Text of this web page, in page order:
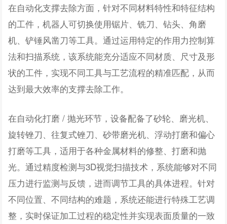
在自动化支撑去除方面，针对不同材料特性和特征结构
的工件，机器人可切换使用锯片、铣刀、钻头、角磨
机、铲锤风凿刀等工具。通过运用特定的作用力控制算
法和扫描系统，该系统能充分适应不同材质、尺寸及形
状的工件，实现不同工具与工艺流程的精准匹配，从而
达到最大效率的支撑去除工作。
在自动化打磨 / 抛光环节，设备配备了砂轮、磨光机、
旋转锉刀、往复式锉刀、砂带磨光机、浮动打磨和偏心
打磨等工具，适用于各种金属材料的修整、打磨和抛
光。通过精度检测与3D视觉扫描技术，系统能够对不同
压力进行监测与反馈，进而调节工具的具体进程。针对
不同位置、不同结构的难题，系统还能进行特殊工艺调
整，实时保证加工过程的稳定性并实现表面质量的一致